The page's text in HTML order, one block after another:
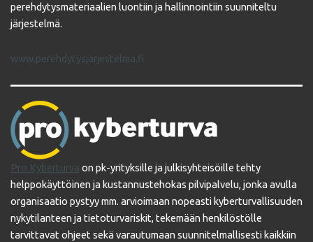
perehdytysmateriaalien luontiin ja hallinnointiin suunniteltu
järjestelmä.
www.perehdytysjarjestelma.fi
Pro Kyberturva on pk-yrityksille ja julkisyhteisöille tehty
helppokäyttöinen ja kustannustehokas pilvipalvelu, jonka avulla
organisaatio pystyy mm. arvioimaan nopeasti kyberturvallisuuden
nykytilanteen ja tietoturvariskit, tekemään henkilöstölle
tarvittavat ohjeet sekä varautumaan suunnitelmallisesti kaikkiin